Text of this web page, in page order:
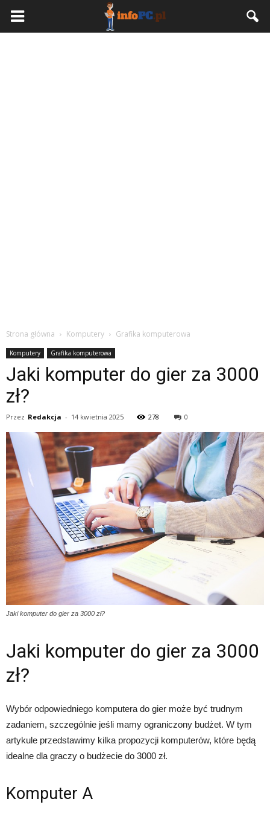
Strona główna Komputery Grafika komputerowa
Komputery Grafika komputerowa
Jaki komputer do gier za 3000
zł?
Przez Redakcja - 14 kwietnia 2025 278 0
Jaki komputer do gier za 3000 zł?
Jaki komputer do gier za 3000
zł?
Wybór odpowiedniego komputera do gier może być trudnym
zadaniem, szczególnie jeśli mamy ograniczony budżet. W tym
artykule przedstawimy kilka propozycji komputerów, które będą
idealne dla graczy o budżecie do 3000 zł.
Komputer A